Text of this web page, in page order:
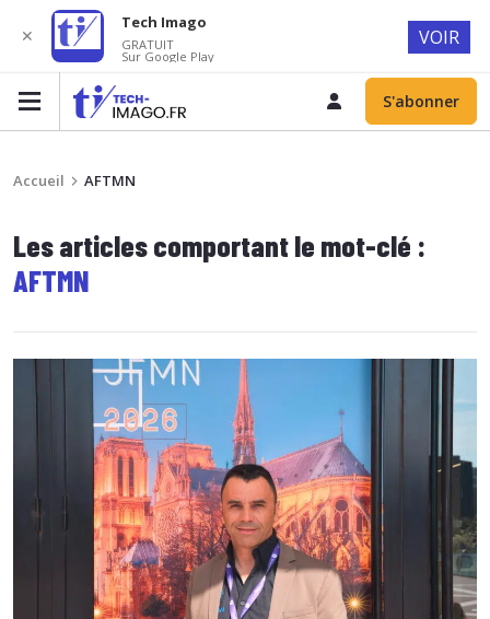
S'abonner
Accueil AFTMN
Les articles comportant le mot-clé :
AFTMN
✕
Tech Imago
GRATUIT
Sur Google Play
VOIR